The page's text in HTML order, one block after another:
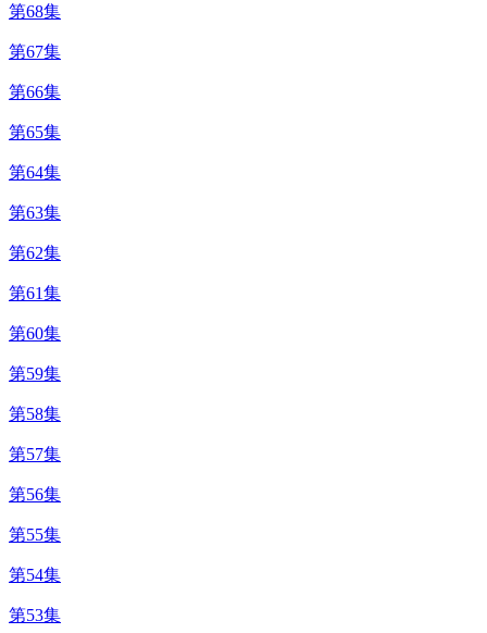
第68集
第67集
第66集
第65集
第64集
第63集
第62集
第61集
第60集
第59集
第58集
第57集
第56集
第55集
第54集
第53集